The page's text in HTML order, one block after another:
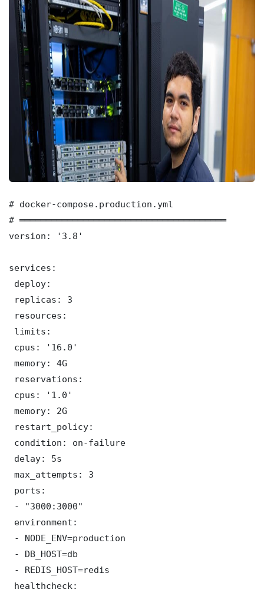
# docker-compose.production.yml
# ═══════════════════════════════════════
version: '3.8'
services:
deploy:
replicas: 3
resources:
limits:
cpus: '16.0'
memory: 4G
reservations:
cpus: '1.0'
memory: 2G
restart_policy:
condition: on-failure
delay: 5s
max_attempts: 3
ports:
- "3000:3000"
environment:
- NODE_ENV=production
- DB_HOST=db
- REDIS_HOST=redis
healthcheck: